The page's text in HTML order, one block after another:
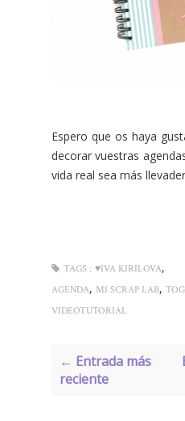
Espero que os haya
decorar vuestras
vida real sea más
TAGS : ♥IVA KIRILOVA,
AGENDA, MI SCRAP LAB,
VIDEOTUTORIAL
← Entrada más
reciente